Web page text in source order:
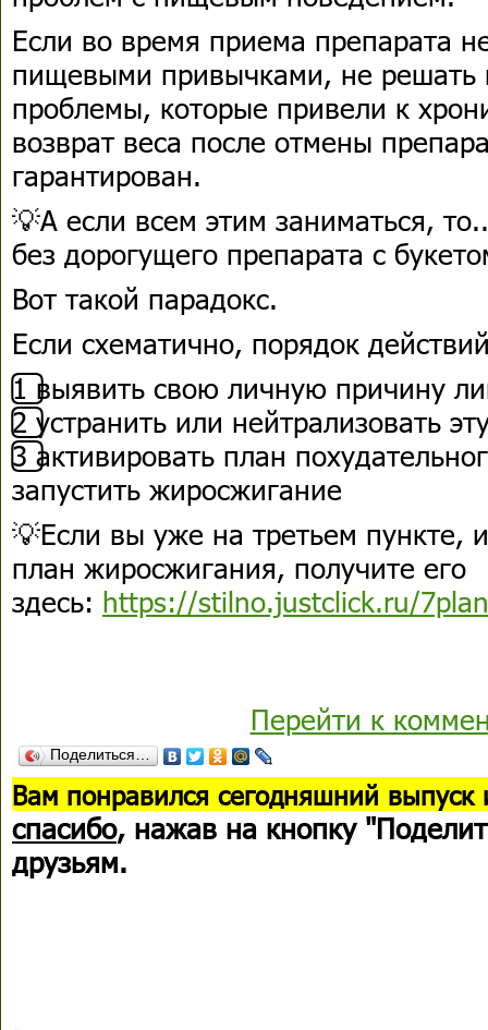
Если во время приема препарата
пищевыми привычками, не решать
проблемы, которые привели к
возврат веса после отмены
гарантирован.
💡А если всем этим заниматься,
без дорогущего препарата с
Вот такой парадокс.
Если схематично, порядок
1️⃣ выявить свою личную причину
2️⃣ устранить или нейтрализовать
3️⃣ активировать план
запустить жиросжигание
💡Если вы уже на третьем пункте,
план жиросжигания, получите его
здесь: https://stilno.justclick.ru/
Перейти к
Поделиться…
Вам понравился сегодняшний выпуск
спасибо, нажав на кнопку
друзьям.